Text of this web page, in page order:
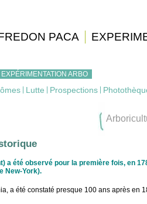
PACA
EXPÉRIMENTATION ARBO
Lutte Prospections
a été observé pour la première fois, en
New-York).
a été constaté presque 100 ans après en